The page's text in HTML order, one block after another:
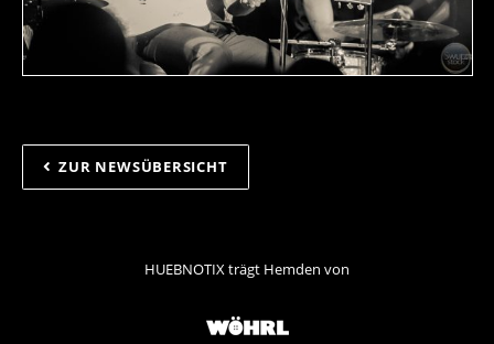
ZUR NEWSÜBERSICHT
HUEBNOTIX trägt Hemden von